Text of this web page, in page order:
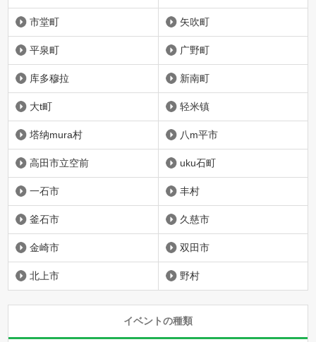
市堂町 矢吹町
平泉町 广野町
库多穆拉 新南町
大t町 轻米镇
塔纳mura村 八m平市
高田市立空前 uku石町
一石市 丰村
釜石市 久慈市
金崎市 双田市
北上市 野村
イベントの種類